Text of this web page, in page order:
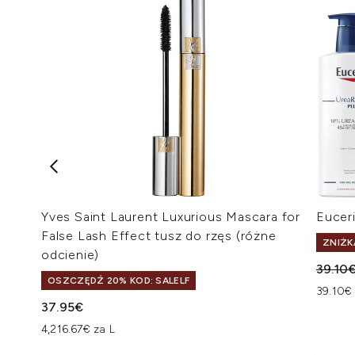
Yves Saint Laurent Luxurious Mascara for
False Lash Effect tusz do rzęs (różne
odcienie)
OSZCZĘDŹ 20% KOD: SALELF
37.95€
4,216.67€ za L
39.10€